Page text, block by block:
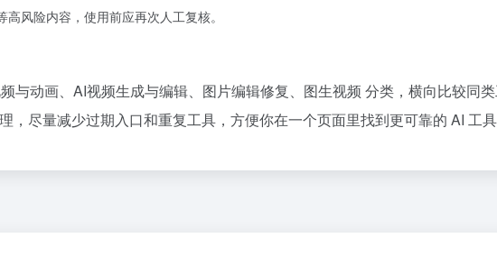
风险内容，使用前应再次人工复核。
与动画、AI视频生成与编辑、图片编辑修复、图生视频 分类，横向比较同
，尽量减少过期入口和重复工具，方便你在一个页面里找到更可靠的 AI 工具